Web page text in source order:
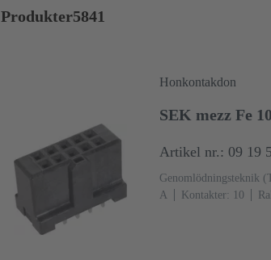
Produkter5841
Honkontakdon
SEK mezz Fe
Artikel nr.: 09 19
Genomlödningsteknik
A
Kontakter: 10